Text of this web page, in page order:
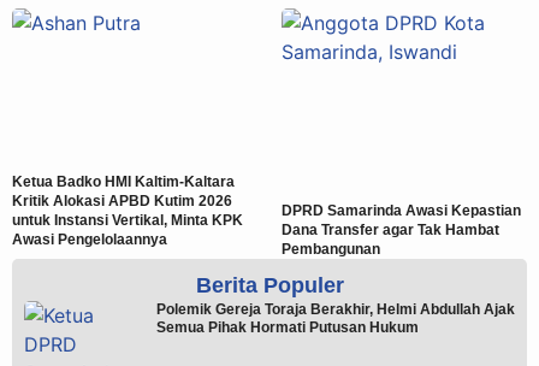
Ketua Badko HMI Kaltim-Kaltara
Kritik Alokasi APBD Kutim 2026
untuk Instansi Vertikal, Minta KPK
Awasi Pengelolaannya
DPRD Samarinda Awasi Kepastian
Dana Transfer agar Tak Hambat
Pembangunan
Berita Populer
Polemik Gereja Toraja Berakhir, Helmi Abdullah Ajak
Semua Pihak Hormati Putusan Hukum